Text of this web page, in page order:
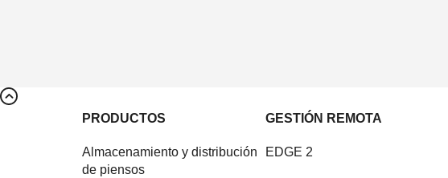
PRODUCTOS
Almacenamiento y distribución
de piensos
GESTIÓN REMOTA
EDGE 2